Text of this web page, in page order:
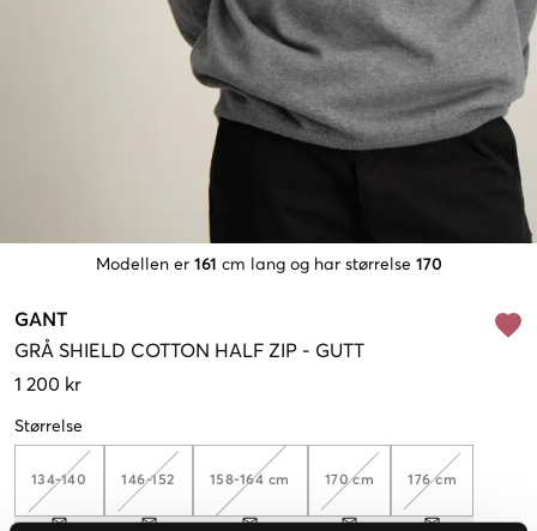
Modellen er 161 cm lang og har størrelse 170
GANT
GRÅ SHIELD COTTON HALF ZIP - GUTT
1 200 kr
Størrelse
134-140 146-152 158-164 cm 170 cm 176 cm